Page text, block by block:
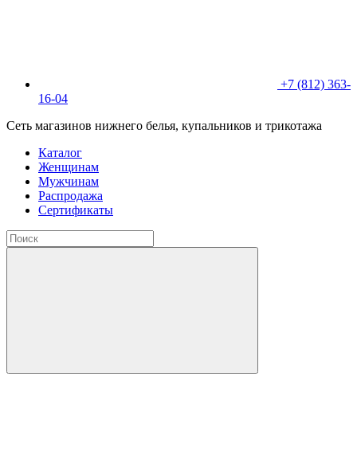
+7 (812) 363-
16-04
Сеть магазинов нижнего белья, купальников и трикотажа
Каталог
Женщинам
Мужчинам
Распродажа
Сертификаты